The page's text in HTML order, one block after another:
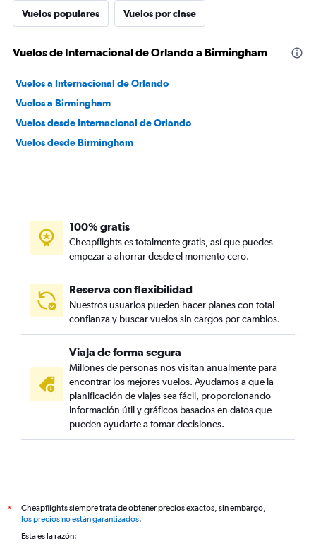
Vuelos populares Vuelos por clase
Vuelos de Internacional de Orlando a Birmingham
Vuelos a Internacional de Orlando
Vuelos a Birmingham
Vuelos desde Internacional de Orlando
Vuelos desde Birmingham
100% gratis
Cheapflights es totalmente gratis, así que puedes
empezar a ahorrar desde el momento cero.
Reserva con flexibilidad
Nuestros usuarios pueden hacer planes con total
confianza y buscar vuelos sin cargos por cambios.
Viaja de forma segura
Millones de personas nos visitan anualmente para
encontrar los mejores vuelos. Ayudamos a que la
planificación de viajes sea fácil, proporcionando
información útil y gráficos basados en datos que
pueden ayudarte a tomar decisiones.
*
Cheapflights siempre trata de obtener precios exactos, sin embargo,
los precios no están garantizados.
Esta es la razón: